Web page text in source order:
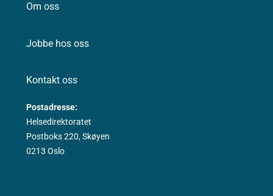
Om oss
Jobbe hos oss
Kontakt oss
Postadresse:
Helsedirektoratet
Postboks 220, Skøyen
0213 Oslo